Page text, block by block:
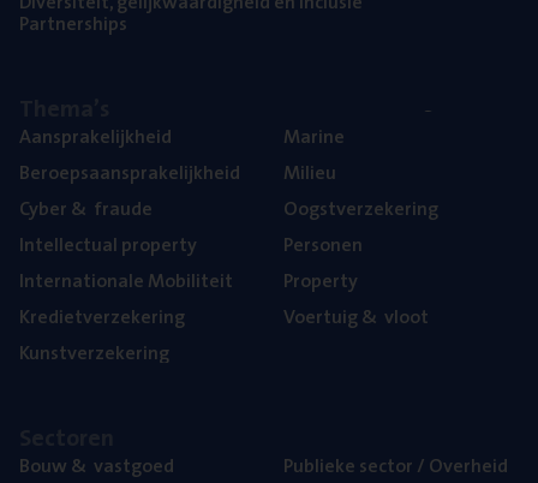
Part­ner­ships
Aan­spra­ke­lijk­heid
Beroeps­aan­spra­ke­lijk­heid
Cyber& fraude
Intel­lec­tu­al property
Inter­na­ti­o­na­le Mobiliteit
Kre­diet­ver­ze­ke­ring
Kunst­ver­ze­ke­ring
Mari­ne
Mili­eu
Oogst­ver­ze­ke­ring
Per­so­nen
Pro­per­ty
Voer­tuig& vloot
Bouw& vastgoed
Publie­ke sec­tor / Overheid